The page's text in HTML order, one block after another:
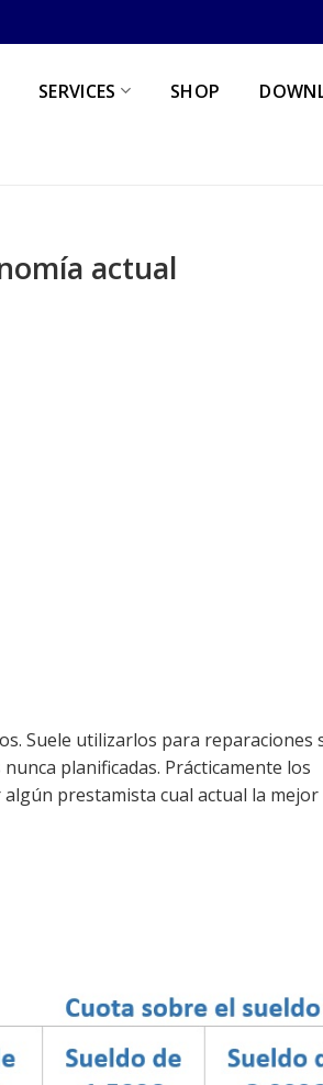
SERVICES SHOP
actual
Suele utilizarlos para reparaciones
planificadas. Prácticamente los
prestamista cual actual la mejor